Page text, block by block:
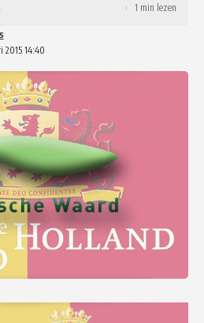
2015 14:40
1 min lezen